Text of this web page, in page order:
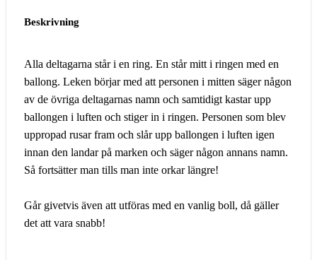
Beskrivning
Alla deltagarna står i en ring. En står mitt i ringen med en
ballong. Leken börjar med att personen i mitten säger någon
av de övriga deltagarnas namn och samtidigt kastar upp
ballongen i luften och stiger in i ringen. Personen som blev
uppropad rusar fram och slår upp ballongen i luften igen
innan den landar på marken och säger någon annans namn.
Så fortsätter man tills man inte orkar längre!
Går givetvis även att utföras med en vanlig boll, då gäller
det att vara snabb!